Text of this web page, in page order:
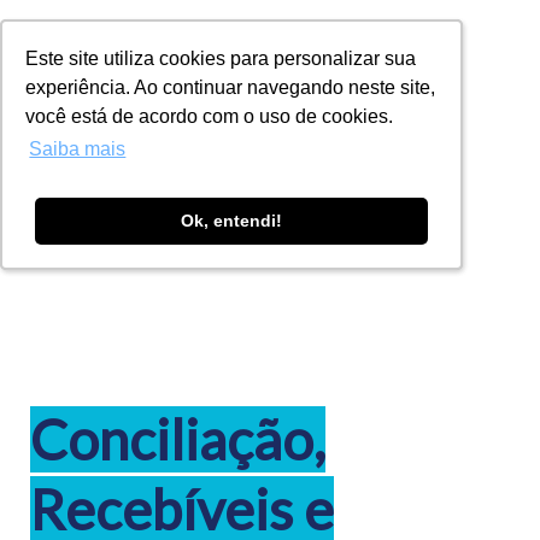
Este site utiliza cookies para personalizar sua
experiência. Ao continuar navegando neste site,
você está de acordo com o uso de cookies.
Saiba mais
Ok, entendi!
Este site utiliza cookies para personalizar sua
experiência. Ao continuar navegando neste site,
você está de acordo com o uso de cookies.
Saiba mais
Ok, entendi!
Tecnologia paraver além.
WHITEPAPER
Conciliação,
Recebíveis e